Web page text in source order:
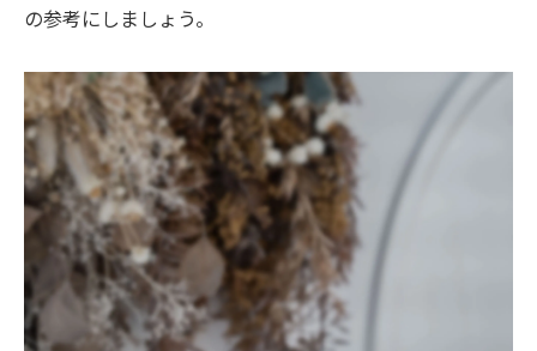
の参考にしましょう。